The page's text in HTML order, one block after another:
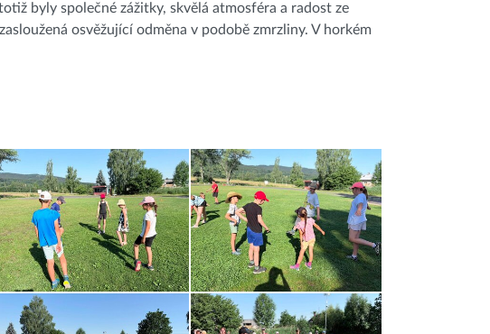
byly společné zážitky, skvělá atmosféra a radost ze
osvěžující odměna v podobě zmrzliny. V horkém